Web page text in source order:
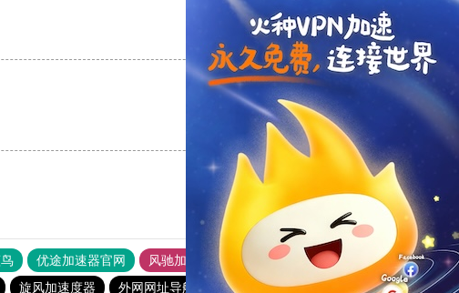
支持 [0] 反对 [0]
支持
优途加速器官网 风驰加速器
旋风加速器
旋风加速度器 外网网址导航 软件中心 雷霆加速 狂飙加速器